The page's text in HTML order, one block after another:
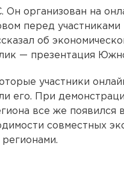
организован на
перед участниками
об
— презентация
участники
его. При
все же появился
совместных